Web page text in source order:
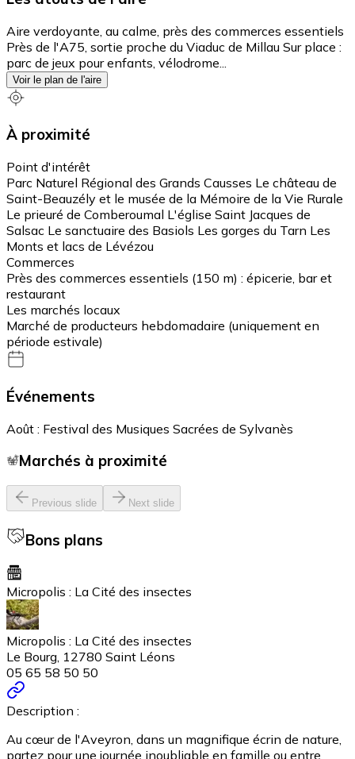
Aire verdoyante, au calme, près des commerces essentiels
Près de l'A75, sortie proche du Viaduc de Millau Sur place :
parc de jeux pour enfants, vélodrome...
Voir le plan de l'aire
À proximité
Point d'intérêt
Parc Naturel Régional des Grands Causses Le château de
Saint-Beauzély et le musée de la Mémoire de la Vie Rurale
Le prieuré de Comberoumal L'église Saint Jacques de
Salsac Le sanctuaire des Basiols Les gorges du Tarn Les
Monts et lacs de Lévézou
Commerces
Près des commerces essentiels (150 m) : épicerie, bar et
restaurant
Les marchés locaux
Marché de producteurs hebdomadaire (uniquement en
période estivale)
Événements
Août : Festival des Musiques Sacrées de Sylvanès
Marchés à proximité
Previous slide Next slide
Bons plans
Micropolis : La Cité des insectes
Micropolis : La Cité des insectes
Le Bourg, 12780 Saint Léons
05 65 58 50 50
Description :
Au cœur de l'Aveyron, dans un magnifique écrin de nature,
partez pour une journée inoubliable en famille ou entre